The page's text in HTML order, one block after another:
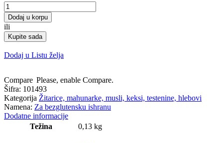
Integralni
štapići
sa
heljdom
količina
Dodaj u korpu
ili
Kupite sada
Dodaj u Listu želja
Compare Please, enable Compare.
Šifra: 101493
Kategorija Žitarice, mahunarke, musli, keksi, testenine, hlebovi
Namena: Za bezglutensku ishranu
Dodatne informacije
Težina
0,13 kg